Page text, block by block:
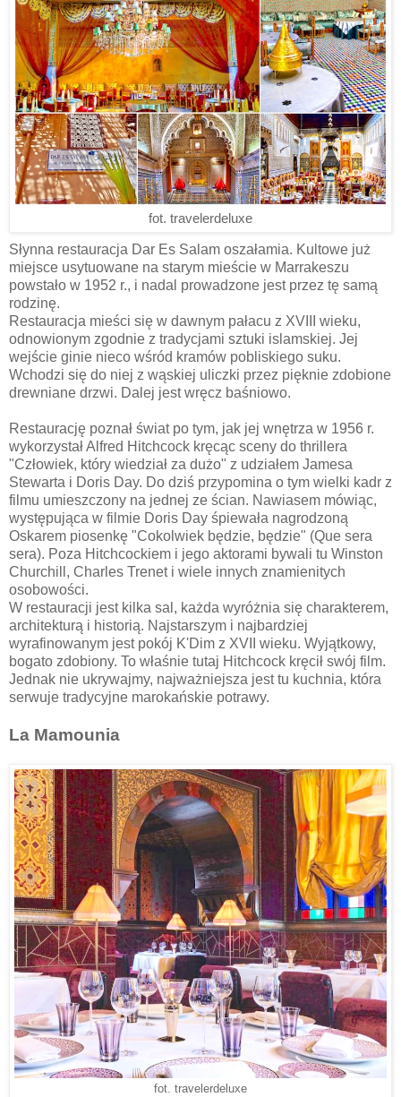
fot. travelerdeluxe
Słynna restauracja Dar Es Salam oszałamia. Kultowe już
miejsce usytuowane na starym mieście w Marrakeszu
powstało w 1952 r., i nadal prowadzone jest przez tę samą
rodzinę.
Restauracja mieści się w dawnym pałacu z XVIII wieku,
odnowionym zgodnie z tradycjami sztuki islamskiej. Jej
wejście ginie nieco wśród kramów pobliskiego suku.
Wchodzi się do niej z wąskiej uliczki przez pięknie zdobione
drewniane drzwi. Dalej jest wręcz baśniowo.
Restaurację poznał świat po tym, jak jej wnętrza w 1956 r.
wykorzystał Alfred Hitchcock kręcąc sceny do thrillera
"Człowiek, który wiedział za dużo" z udziałem Jamesa
Stewarta i Doris Day. Do dziś przypomina o tym wielki kadr z
filmu umieszczony na jednej ze ścian. Nawiasem mówiąc,
występująca w filmie Doris Day śpiewała nagrodzoną
Oskarem piosenkę "Cokolwiek będzie, będzie" (Que sera
sera). Poza Hitchcockiem i jego aktorami bywali tu Winston
Churchill, Charles Trenet i wiele innych znamienitych
osobowości.
W restauracji jest kilka sal, każda wyróżnia się charakterem,
architekturą i historią. Najstarszym i najbardziej
wyrafinowanym jest pokój K'Dim z XVII wieku. Wyjątkowy,
bogato zdobiony. To właśnie tutaj Hitchcock kręcił swój film.
Jednak nie ukrywajmy, najważniejsza jest tu kuchnia, która
serwuje tradycyjne marokańskie potrawy.
La Mamounia
fot. travelerdeluxe